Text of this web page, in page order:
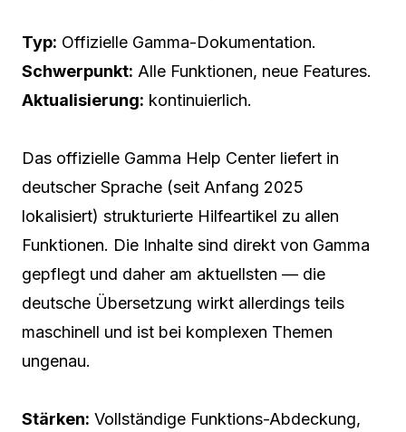
Typ: Offizielle Gamma-Dokumentation.
Schwerpunkt: Alle Funktionen, neue Features.
Aktualisierung: kontinuierlich.
Das offizielle Gamma Help Center liefert in
deutscher Sprache (seit Anfang 2025
lokalisiert) strukturierte Hilfeartikel zu allen
Funktionen. Die Inhalte sind direkt von Gamma
gepflegt und daher am aktuellsten — die
deutsche Übersetzung wirkt allerdings teils
maschinell und ist bei komplexen Themen
ungenau.
Stärken: Vollständige Funktions-Abdeckung,